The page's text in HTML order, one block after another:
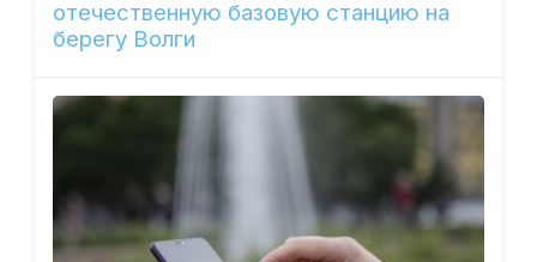
отечественную базовую станцию на
берегу Волги